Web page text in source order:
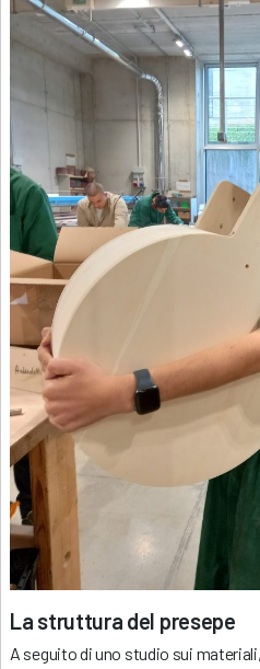
La struttura del presepe
A seguito di uno studio sui